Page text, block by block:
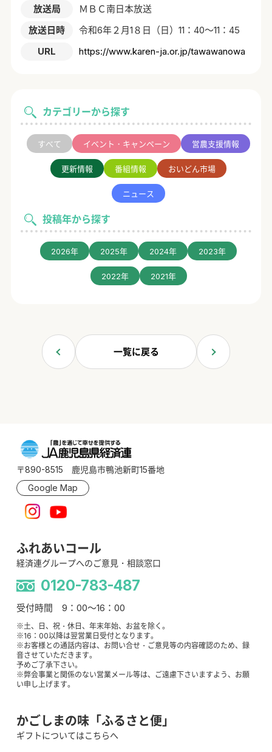
カテゴリーから探す
すべて イベント・キャンペーン 営農支援情報
更新情報 番組情報 おいどん市場
ニュース
投稿年から探す
2026年 2025年 2024年 2023年
2022年 2021年
放送局
ＭＢＣ南日本放送
放送日時
令和6年２月1８日（日）11：40～11：45
URL
https://www.karen-ja.or.jp/tawawanowa
一覧に戻る
〒890-8515 鹿児島市鴨池新町15番地
Google Map
ふれあいコール
経済連グループへのご意見・相談窓口
0120-783-487
受付時間 9：00～16：00
※土、日、祝・休日、年末年始、お盆を除く。
※16：00以降は翌営業日受付となります。
※お客様との通話内容は、お問い合せ・ご意見等の内容確認のため、録
音させていただきます。
予めご了承下さい。
※弊会事業と関係のない営業メール等は、ご遠慮下さいますよう、お願
い申し上げます。
かごしまの味「ふるさと便」
ギフトについてはこちらへ